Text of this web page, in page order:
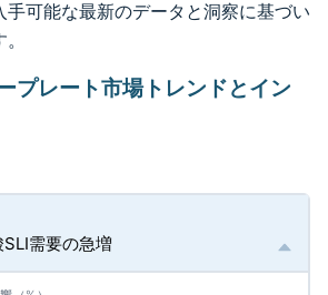
手可能な最新のデータと洞察に基づい
プレート市場トレンドとイン
需要の急増